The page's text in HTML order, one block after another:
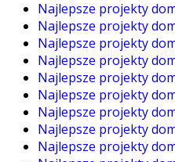
Najlepsze projekty
Najlepsze projekty
Najlepsze projekty
Najlepsze projekty
Najlepsze projekty
Najlepsze projekty
Najlepsze projekty
Najlepsze projekty
Najlepsze projekty